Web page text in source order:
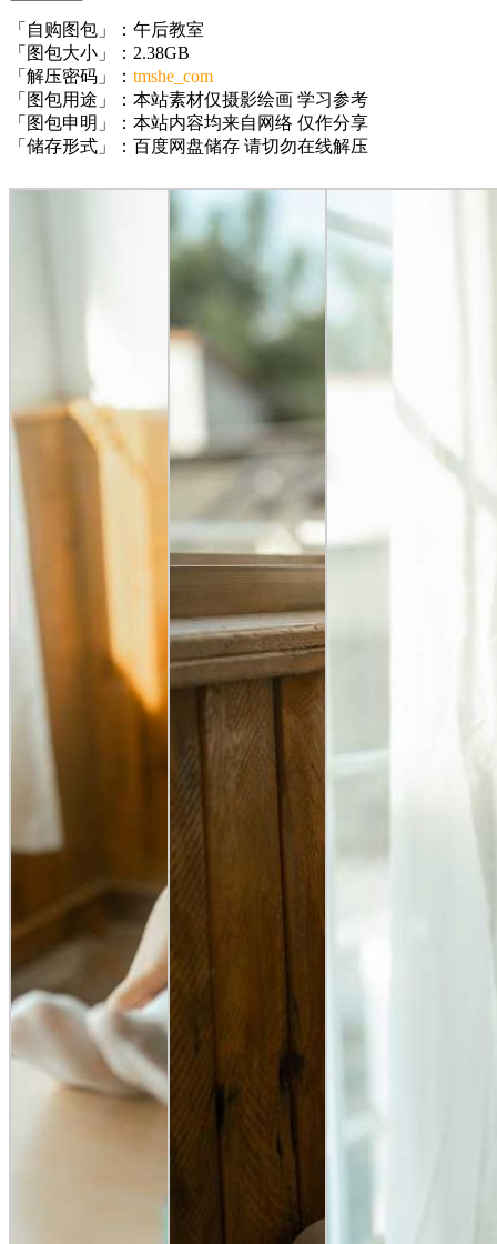
「自购图包」：午后教室
「图包大小」：2.38GB
「解压密码」： tmshe_com
「图包用途」：本站素材仅摄影绘画 学习参考
「图包申明」：本站内容均来自网络 仅作分享
「储存形式」：百度网盘储存 请切勿在线解压